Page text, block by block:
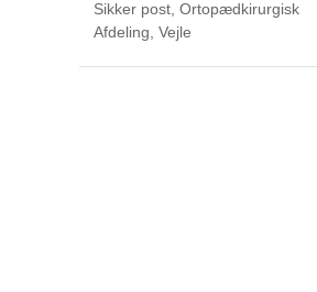
Sikker post, Ortopædkirurgisk
Afdeling, Vejle